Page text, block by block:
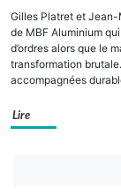
Gilles Platret et Jean-
de MBF Aluminium
d’ordres alors que le
transformation
accompagnées
Lire